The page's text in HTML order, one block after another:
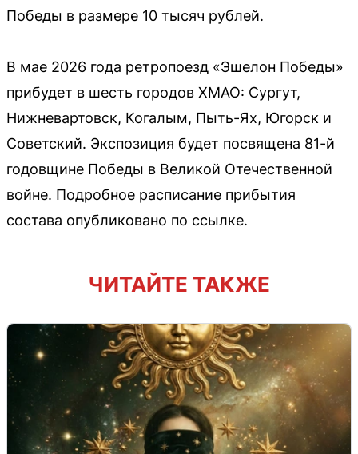
Победы в размере 10 тысяч рублей.
В мае 2026 года ретропоезд «Эшелон Победы»
прибудет в шесть городов ХМАО: Сургут,
Нижневартовск, Когалым, Пыть-Ях, Югорск и
Советский. Экспозиция будет посвящена 81-й
годовщине Победы в Великой Отечественной
войне. Подробное расписание прибытия
состава опубликовано по ссылке.
ЧИТАЙТЕ ТАКЖЕ